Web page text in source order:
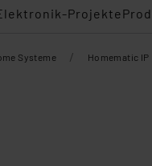
Projekte
Systeme / Homematic IP